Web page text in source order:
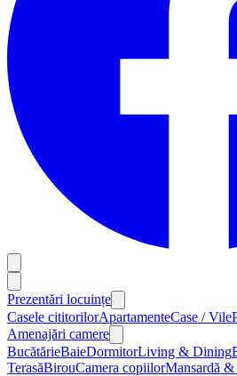
Prezentări locuințe
Casele cititorilorApartamenteCase / Vile
Amenajări camere
BucătărieBaieDormitorLiving & Dining
TerasăBirouCamera copiilorMansardă